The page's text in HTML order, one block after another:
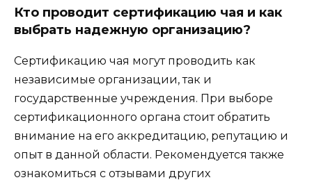
Кто проводит сертификацию чая и как
выбрать надежную организацию?
Сертификацию чая могут проводить как
независимые организации, так и
государственные учреждения. При выборе
сертификационного органа стоит обратить
внимание на его аккредитацию, репутацию и
опыт в данной области. Рекомендуется также
ознакомиться с отзывами других